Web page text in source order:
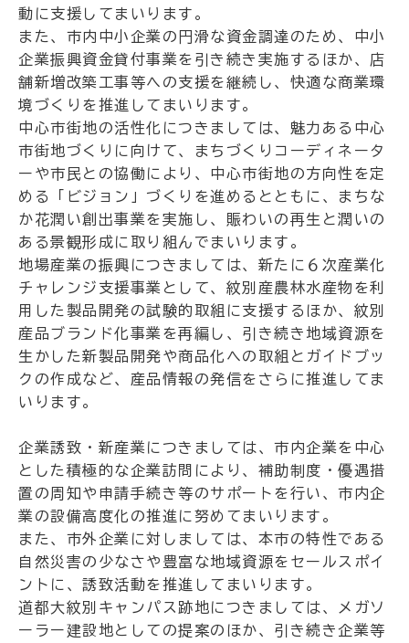
動に支援してまいります。
また、市内中小企業の円滑な資金調達のため、中小
企業振興資金貸付事業を引き続き実施するほか、店
舗新増改築工事等への支援を継続し、快適な商業環
境づくりを推進してまいります。
中心市街地の活性化につきましては、魅力ある中心
市街地づくりに向けて、まちづくりコーディネータ
ーや市民との協働により、中心市街地の方向性を定
める「ビジョン」づくりを進めるとともに、まちな
か花潤い創出事業を実施し、賑わいの再生と潤いの
ある景観形成に取り組んでまいります。
地場産業の振興につきましては、新たに６次産業化
チャレンジ支援事業として、紋別産農林水産物を利
用した製品開発の試験的取組に支援するほか、紋別
産品ブランド化事業を再編し、引き続き地域資源を
生かした新製品開発や商品化への取組とガイドブッ
クの作成など、産品情報の発信をさらに推進してま
いります。
企業誘致・新産業につきましては、市内企業を中心
とした積極的な企業訪問により、補助制度・優遇措
置の周知や申請手続き等のサポートを行い、市内企
業の設備高度化の推進に努めてまいります。
また、市外企業に対しましては、本市の特性である
自然災害の少なさや豊富な地域資源をセールスポイ
ントに、誘致活動を推進してまいります。
道都大紋別キャンパス跡地につきましては、メガソ
ーラー建設地としての提案のほか、引き続き企業等